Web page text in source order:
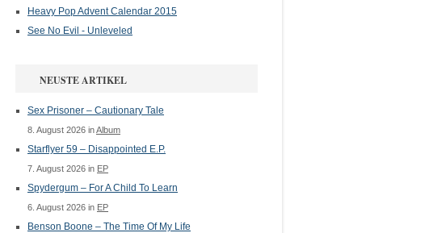
Heavy Pop Advent Calendar 2015
See No Evil - Unleveled
NEUSTE ARTIKEL
Sex Prisoner – Cautionary Tale
8. August 2026 inAlbum
Starflyer 59 – Disappointed E.P.
7. August 2026 in EP
Spydergum – For A Child To Learn
6. August 2026 in EP
Benson Boone – The Time Of My Life